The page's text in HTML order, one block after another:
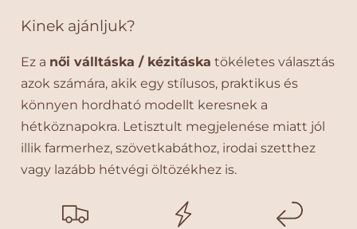
Kinek ajánljuk?
Ez a női válltáska / kézitáska tökéletes választás
azok számára, akik egy stílusos, praktikus és
könnyen hordható modellt keresnek a
hétköznapokra. Letisztult megjelenése miatt jól
illik farmerhez, szövetkabáthoz, irodai szetthez
vagy lazább hétvégi öltözékhez is.